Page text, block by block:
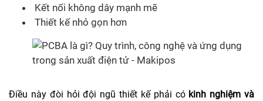
Kết nối không dây mạnh mẽ
Thiết kế nhỏ gọn hơn
Điều này đòi hỏi đội ngũ thiết kế phải có kinh nghiệm và